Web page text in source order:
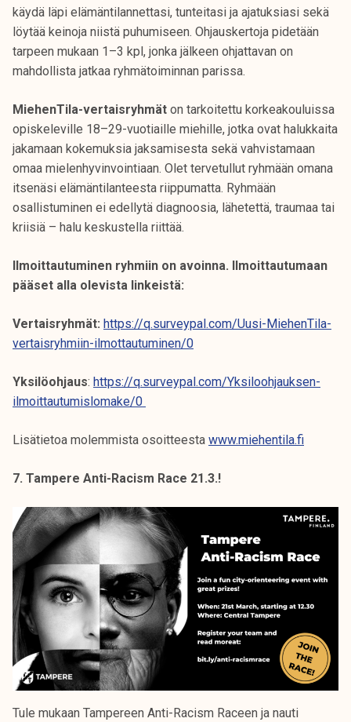
käydä läpi elämäntilannettasi, tunteitasi ja ajatuksiasi sekä
löytää keinoja niistä puhumiseen. Ohjauskertoja pidetään
tarpeen mukaan 1–3 kpl, jonka jälkeen ohjattavan on
mahdollista jatkaa ryhmätoiminnan parissa.
MiehenTila-vertaisryhmät on tarkoitettu korkeakouluissa
opiskeleville 18–29-vuotiaille miehille, jotka ovat halukkaita
jakamaan kokemuksia jaksamisesta sekä vahvistamaan
omaa mielenhyvinvointiaan. Olet tervetullut ryhmään omana
itsenäsi elämäntilanteesta riippumatta. Ryhmään
osallistuminen ei edellytä diagnoosia, lähetettä, traumaa tai
kriisiä – halu keskustella riittää.
Ilmoittautuminen ryhmiin on avoinna. Ilmoittautumaan
pääset alla olevista linkeistä:
Vertaisryhmät: https://q.surveypal.com/Uusi-MiehenTila-
vertaisryhmiin-ilmottautuminen/0
Yksilöohjaus: https://q.surveypal.com/Yksiloohjauksen-
ilmoittautumislomake/0
Lisätietoa molemmista osoitteesta www.miehentila.fi
7. Tampere Anti-Racism Race 21.3.!
Tule mukaan Tampereen Anti-Racism Raceen ja nauti